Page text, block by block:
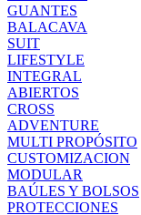
GUANTES
BALACAVA
SUIT
LIFESTYLE
INTEGRAL
ABIERTOS
CROSS
ADVENTURE
MULTI PROPÓSITO
CUSTOMIZACION
MODULAR
BAÚLES Y BOLSOS
PROTECCIONES